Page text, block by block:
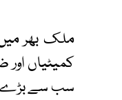
ملک بھر میں
کمیٹیاں
سب سے بڑے